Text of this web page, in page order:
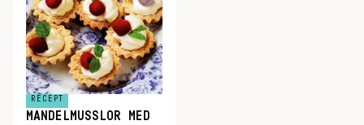
RECEPT
MANDELMUSSLOR MED